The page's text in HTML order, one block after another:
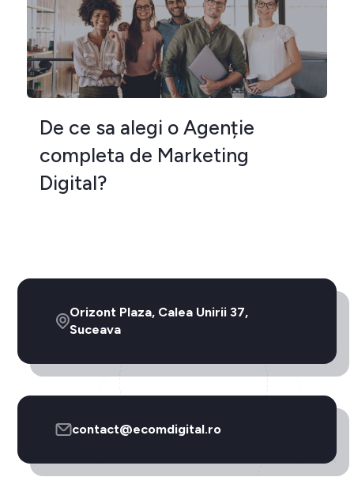
De ce sa alegi o Agenție
completa de Marketing
Digital?
Orizont Plaza, Calea Unirii 37,
Suceava
contact@ecomdigital.ro